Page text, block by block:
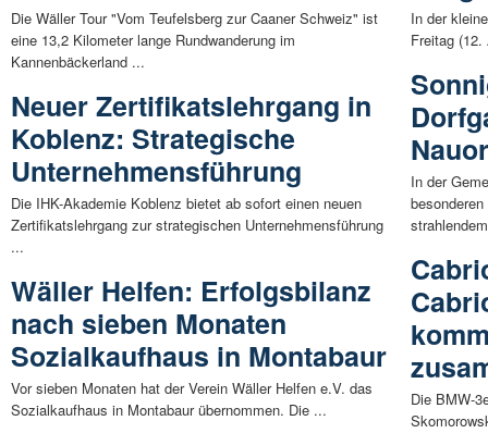
Die Wäller Tour "Vom Teufelsberg zur Caaner Schweiz" ist
eine 13,2 Kilometer lange Rundwanderung im
Kannenbäckerland ...
Neuer Zertifikatslehrgang in
Koblenz: Strategische
Unternehmensführung
Die IHK-Akademie Koblenz bietet ab sofort einen neuen
Zertifikatslehrgang zur strategischen Unternehmensführung
...
Wäller Helfen: Erfolgsbilanz
nach sieben Monaten
Sozialkaufhaus in Montabaur
Vor sieben Monaten hat der Verein Wäller Helfen e.V. das
Sozialkaufhaus in Montabaur übernommen. Die ...
In der
Freitag
In der
Die BMW-